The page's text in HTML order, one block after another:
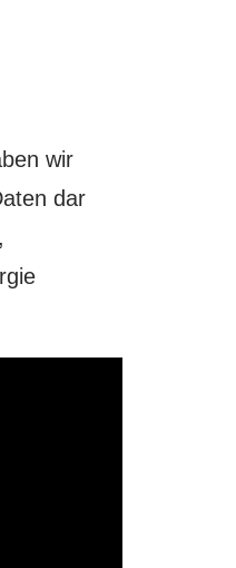
wir
dar